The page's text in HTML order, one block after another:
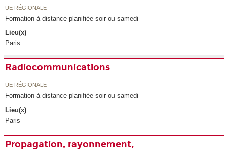
UE RÉGIONALE
Formation à distance planifiée soir ou samedi
Lieu(x)
Paris
Radiocommunications
UE RÉGIONALE
Formation à distance planifiée soir ou samedi
Lieu(x)
Paris
Propagation, rayonnement,